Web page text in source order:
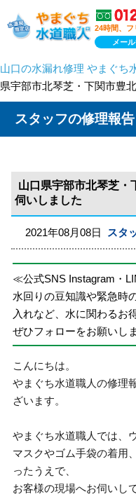
24時間、フ
メー
山口の水漏れ修理 やまぐち
県宇部市北琴芝・下関市豊
スタッフの修理報告
山口県宇部市北琴芝・
伺いしました
2021年08月08日 スタ
≪公式SNS Instagram・
水回りの豆知識や緊急時
入れなど、水に関わるお
ぜひフォローをお願いし
こんにちは。
やまぐち水道職人の修理
ざいます。
やまぐち水道職人では、
マスクやゴム手袋の着用
ったうえで、
お客様の現場へお伺いし